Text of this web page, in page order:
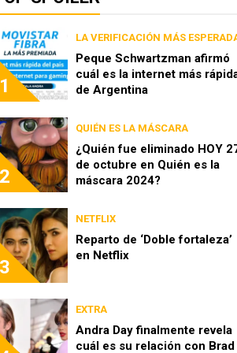
1
LA VERIFICACIÓN MÁS
Peque Schwartzman afirmó
cuál es la internet más
de Argentina
2
QUIÉN ES LA MÁSCARA
¿Quién fue eliminado HOY
de octubre en Quién es la
máscara 2024?
3
NETFLIX
Reparto de ‘Doble fortaleza’
en Netflix
EXTRA
Andra Day finalmente revela
cuál es su relación con Brad